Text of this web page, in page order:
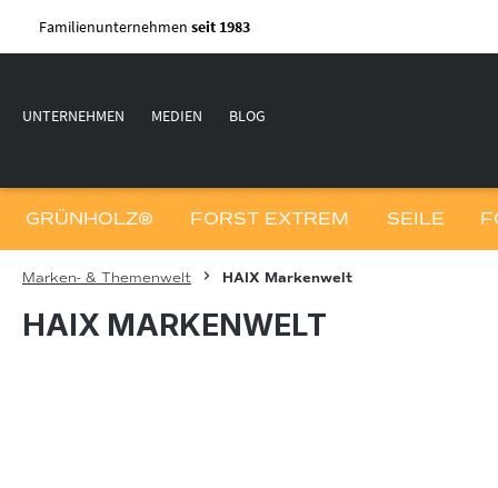
Hauptinhalt springen
Zur Suche springen
Zur Hauptnavigation springen
Familienunternehmen seit 1983
UNTERNEHMEN MEDIEN BLOG
GRÜNHOLZ® FORST EXTREM SEILE
Marken- & Themenwelt HAIX Markenwelt
HAIX MARKENWELT